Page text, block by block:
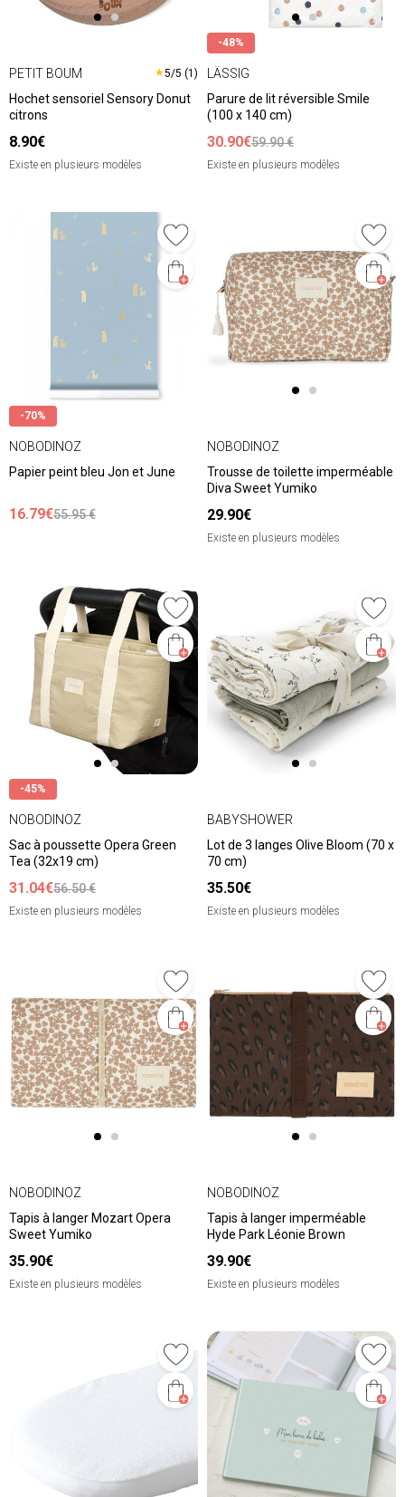
PETIT BOUM ★5/5 (1)
Hochet sensoriel Sensory Donut
citrons
8.90€
Existe en plusieurs modèles
-48%
LÄSSIG
Parure de lit réversible Smile
(100 x 140 cm)
30.90€59.90 €
Existe en plusieurs modèles
-70%
NOBODINOZ
Papier peint bleu Jon et June
16.79€55.95 €
NOBODINOZ
Trousse de toilette imperméable
Diva Sweet Yumiko
29.90€
Existe en plusieurs modèles
-45%
NOBODINOZ
Sac à poussette Opera Green
Tea (32x19 cm)
31.04€56.50 €
Existe en plusieurs modèles
BABYSHOWER
Lot de 3 langes Olive Bloom (70 x
70 cm)
35.50€
Existe en plusieurs modèles
NOBODINOZ
Tapis à langer Mozart Opera
Sweet Yumiko
35.90€
Existe en plusieurs modèles
NOBODINOZ
Tapis à langer imperméable
Hyde Park Léonie Brown
39.90€
Existe en plusieurs modèles